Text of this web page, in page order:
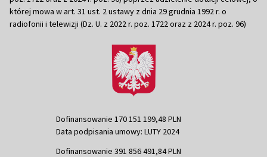
której mowa w art. 31 ust. 2 ustawy z dnia 29 grudnia 1992 r. o
radiofonii i telewizji (Dz. U. z 2022 r. poz. 1722 oraz z 2024 r. poz. 96)
Dofinansowanie 170 151 199,48 PLN
Data podpisania umowy: LUTY 2024
Dofinansowanie 391 856 491,84 PLN